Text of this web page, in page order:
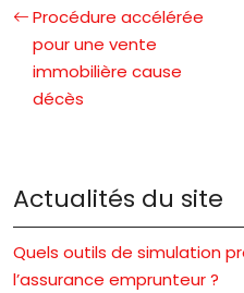
Procédure accélérée
pour une vente
immobilière cause
décès
Actualités du site
Quels outils de simulation
l’assurance emprunteur ?